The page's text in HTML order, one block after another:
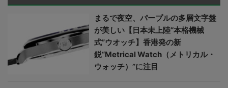
まるで夜空、パープルの多層文字盤
が美しい【日本未上陸“本格機械
式”ウオッチ】香港発の新
鋭“Metrical Watch（メトリカル・
ウォッチ）”に注目